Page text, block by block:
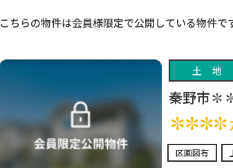
こちらの物件は会員様限定で公開している物件で
土地
秦野市
✽✽✽✽
区画図有